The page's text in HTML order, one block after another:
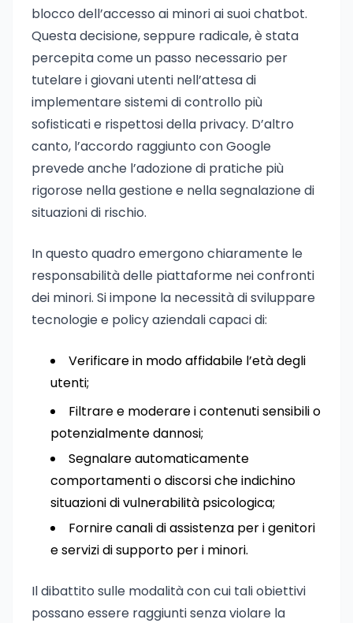
blocco dell’accesso ai minori ai suoi chatbot.
Questa decisione, seppure radicale, è stata
percepita come un passo necessario per
tutelare i giovani utenti nell’attesa di
implementare sistemi di controllo più
sofisticati e rispettosi della privacy. D’altro
canto, l’accordo raggiunto con Google
prevede anche l’adozione di pratiche più
rigorose nella gestione e nella segnalazione di
situazioni di rischio.
In questo quadro emergono chiaramente le
responsabilità delle piattaforme nei confronti
dei minori. Si impone la necessità di sviluppare
tecnologie e policy aziendali capaci di:
Verificare in modo affidabile l’età degli
utenti;
Filtrare e moderare i contenuti sensibili o
potenzialmente dannosi;
Segnalare automaticamente
comportamenti o discorsi che indichino
situazioni di vulnerabilità psicologica;
Fornire canali di assistenza per i genitori
e servizi di supporto per i minori.
Il dibattito sulle modalità con cui tali obiettivi
possano essere raggiunti senza violare la